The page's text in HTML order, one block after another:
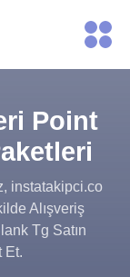
Point
instatakipci.co
Alışveriş
Tg Satın
Et.